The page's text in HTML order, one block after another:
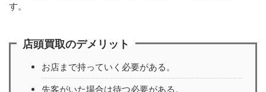
す。
店頭買取のデメリット
お店まで持っていく必要がある。
先客がいた場合は待つ必要がある。